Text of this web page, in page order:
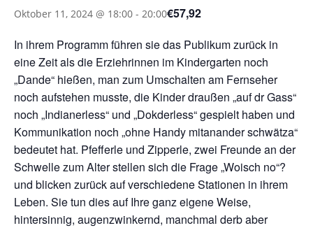
Oktober 11, 2024 @ 18:00 - 20:00€57,92
In ihrem Programm führen sie das Publikum zurück in
eine Zeit als die Erziehrinnen im Kindergarten noch
„Dande“ hießen, man zum Umschalten am Fernseher
noch aufstehen musste, die Kinder draußen „auf dr Gass“
noch „Indianerless“ und „Dokderless“ gespielt haben und
Kommunikation noch „ohne Handy mitanander schwätza“
bedeutet hat. Pfefferle und Zipperle, zwei Freunde an der
Schwelle zum Alter stellen sich die Frage „Woisch no“?
und blicken zurück auf verschiedene Stationen in ihrem
Leben. Sie tun dies auf Ihre ganz eigene Weise,
hintersinnig, augenzwinkernd, manchmal derb aber